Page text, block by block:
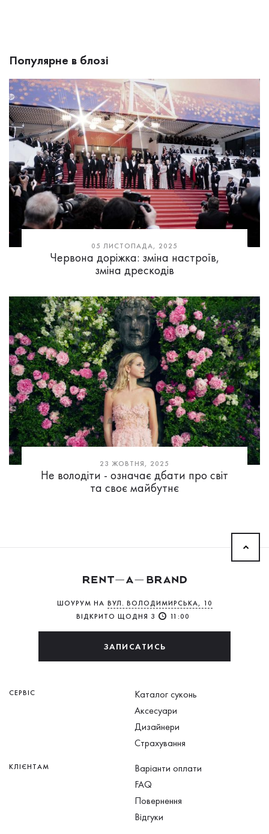
Популярне в блозі
05 ЛИСТОПАДА, 2025
Червона доріжка: зміна настроїв,
зміна дрескодів
23 ЖОВТНЯ, 2025
Не володіти - означає дбати про світ
та своє майбутнє
ШОУРУМ НА ВУЛ. ВОЛОДИМИРСЬКА, 10
ВІДКРИТО ЩОДНЯ З
11:00
ЗАПИСАТИСЬ
СЕРВІС
Каталог суконь
Аксесуари
Дизайнери
Страхування
КЛІЄНТАМ
Варіанти оплати
FAQ
Повернення
Відгуки